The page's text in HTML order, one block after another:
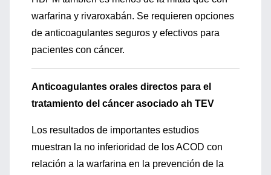
warfarina y rivaroxabán. Se requieren opciones
de anticoagulantes seguros y efectivos para
pacientes con cáncer.
Anticoagulantes orales directos para el
tratamiento del cáncer asociado ah TEV
Los resultados de importantes estudios
muestran la no inferioridad de los ACOD con
relación a la warfarina en la prevención de la